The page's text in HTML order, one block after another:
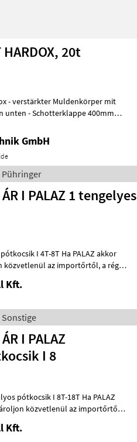
20t
- verstärkter Muldenkörper mit
unten - Schotterklappe 400mm
GmbH
I PALAZ 1 tengelyes
8T Ha PALAZ akkor
az importőrtől, a régió
Kft.
I PALAZ
I 8
I 8T-18T Ha PALAZ
közvetlenül az importőrtől,
Kft.